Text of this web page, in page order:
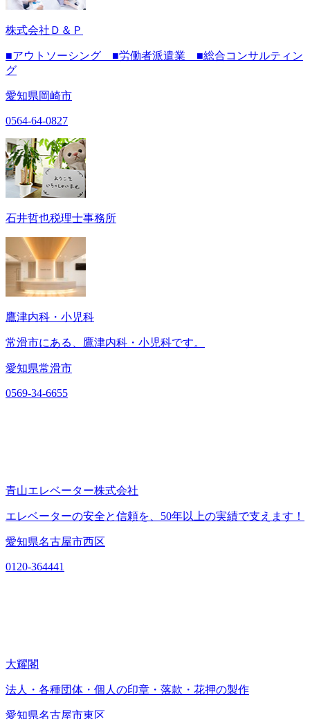
株式会社Ｄ＆Ｐ
■アウトソーシング ■労働者派遣業 ■総合コンサルティン
グ
愛知県岡崎市
0564-64-0827
石井哲也税理士事務所
鷹津内科・小児科
常滑市にある、鷹津内科・小児科です。
愛知県常滑市
0569-34-6655
青山エレベーター株式会社
エレベーターの安全と信頼を、50年以上の実績で支えます！
愛知県名古屋市西区
0120-364441
大耀閣
法人・各種団体・個人の印章・落款・花押の製作
愛知県名古屋市東区